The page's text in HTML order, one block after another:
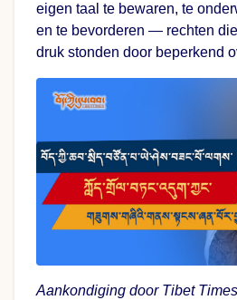
eigen taal te bewaren, te
en te bevorderen — rechten
druk stonden door beperkend
Aankondiging door Tibet